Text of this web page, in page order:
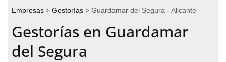
Empresas Gestorías Guardamar del Segura - Alicante
Gestorías en Guardamar
del Segura